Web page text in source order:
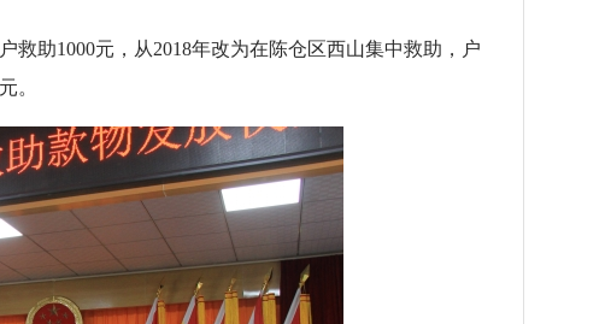
助1000元，从2018年改为在陈仓区西山集中救助，户
。